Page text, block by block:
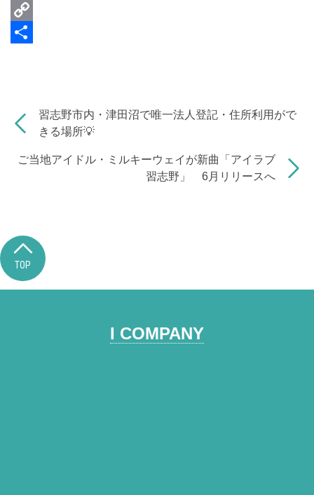
e
b
h
s
L
C
L
習志野市内・津田沼で唯一法人登記・住所利用がで
きる場所💡
ご当地アイドル・ミルキーウェイが新曲「アイラブ
習志野」 6月リリースへ
TOP
I COMPANY